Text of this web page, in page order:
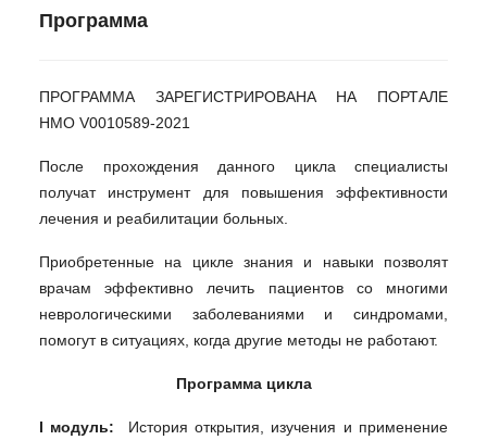
Программа
ПРОГРАММА ЗАРЕГИСТРИРОВАНА НА ПОРТАЛЕ
НМО V0010589-2021
После прохождения данного цикла специалисты
получат инструмент для повышения эффективности
лечения и реабилитации больных.
Приобретенные на цикле знания и навыки позволят
врачам эффективно лечить пациентов со многими
неврологическими заболеваниями и синдромами,
помогут в ситуациях, когда другие методы не работают.
Программа цикла
I модуль: История открытия, изучения и применение